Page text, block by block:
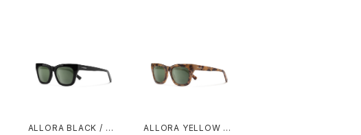
ALLORA BLACK / GR
ALLORA YELLOW T